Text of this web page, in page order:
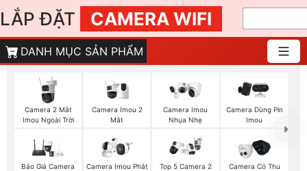
LẮP ĐẶT CAMERA WIFI
DANH MỤC SẢN PHẨM
Camera 2 Mắt
Imou Ngoài Trời
Camera Imou 2
Mắt
Camera Imou
Nhụa Nhẹ
Camera Dùng Pin
Imou
Báo Giá Camera
Camera Imou Phát
Top 5 Camera 2
Camera Có Thu